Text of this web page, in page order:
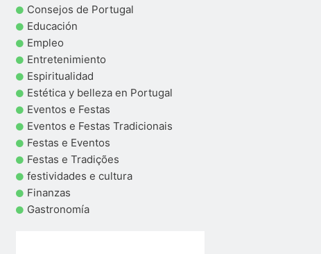
Consejos de Portugal
Educación
Empleo
Entretenimiento
Espiritualidad
Estética y belleza en Portugal
Eventos e Festas
Eventos e Festas Tradicionais
Festas e Eventos
Festas e Tradições
festividades e cultura
Finanzas
Gastronomía